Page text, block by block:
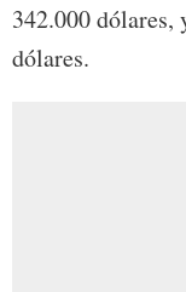
342.000 dólares,
dólares.